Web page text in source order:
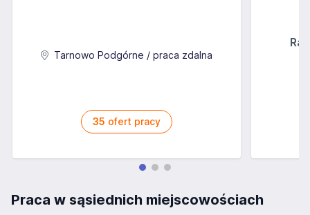
Tarnowo Podgórne / praca zdalna
35 ofert pracy
Praca w sąsiednich miejscowościach